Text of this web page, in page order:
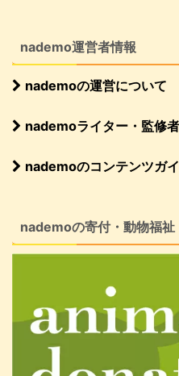
nademo運営者情報
nademoの運営について
nademoライター・監修
nademoのコンテンツガ
nademoの寄付・動物福祉